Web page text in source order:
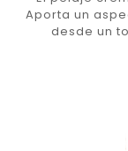
Aporta un
desde un